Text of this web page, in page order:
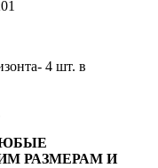
4 шт. в
РАЗМЕРАМ И